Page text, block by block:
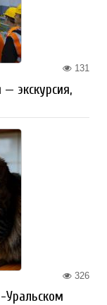
131
экскурсия,
326